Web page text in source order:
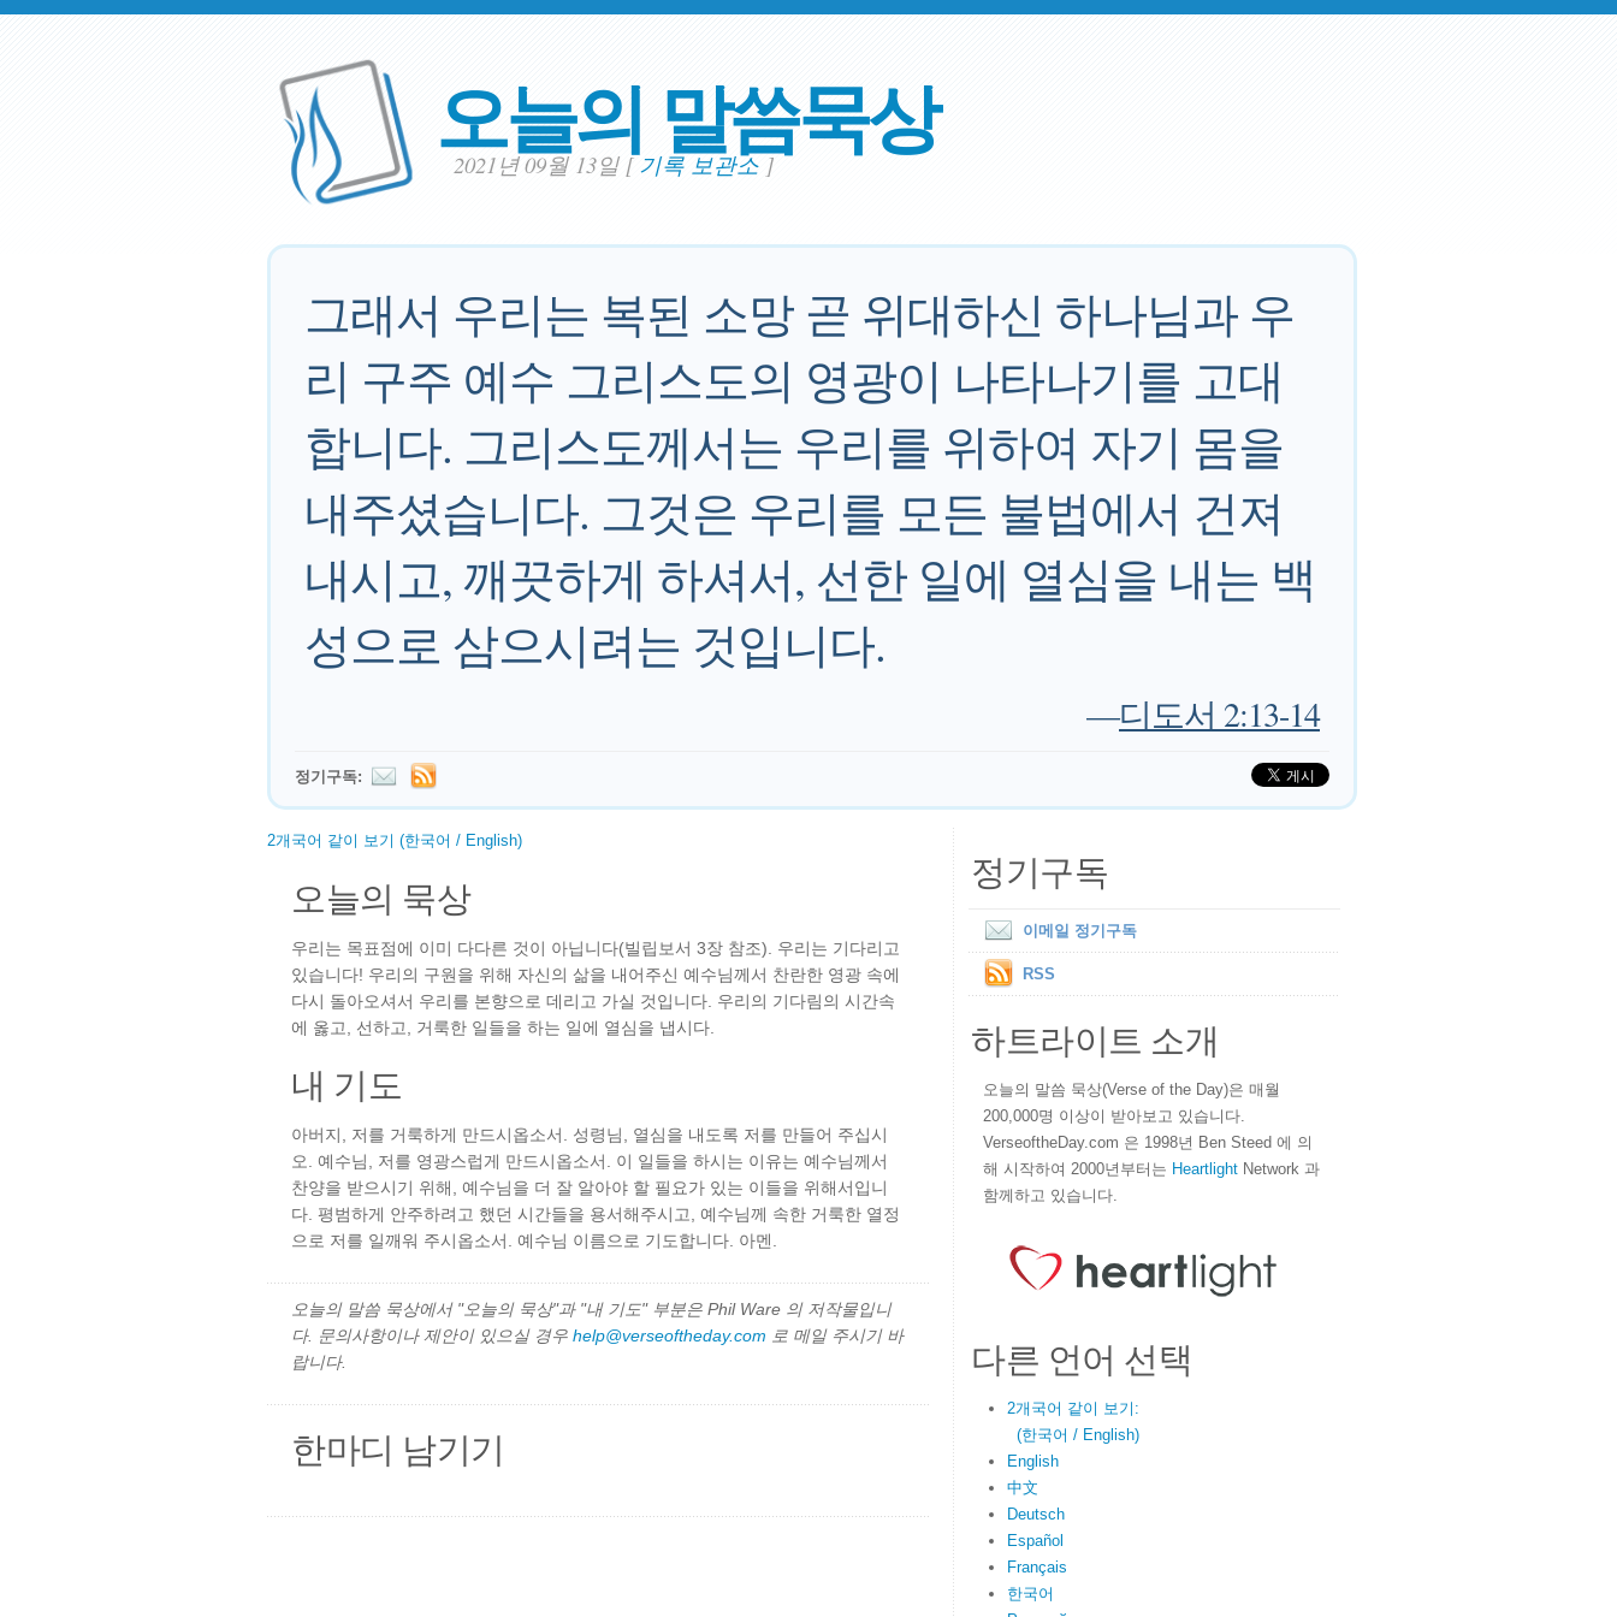
오늘의 말씀묵상
2021년 09월 13일 [기록 보관소]
그래서 우리는 복된 소망 곧 위대하신 하나님과 우
리 구주 예수 그리스도의 영광이 나타나기를 고대
합니다. 그리스도께서는 우리를 위하여 자기 몸을
내주셨습니다. 그것은 우리를 모든 불법에서 건져
내시고, 깨끗하게 하셔서, 선한 일에 열심을 내는 백
성으로 삼으시려는 것입니다.
—디도서 2:13-14
정기구독:
2개국어 같이 보기 (한국어 / English)
오늘의 묵상
우리는 목표점에 이미 다다른 것이 아닙니다(빌립보서 3장 참조). 우리는 기다리고
있습니다! 우리의 구원을 위해 자신의 삶을 내어주신 예수님께서 찬란한 영광 속에
다시 돌아오셔서 우리를 본향으로 데리고 가실 것입니다. 우리의 기다림의 시간속
에 옳고, 선하고, 거룩한 일들을 하는 일에 열심을 냅시다.
내 기도
아버지, 저를 거룩하게 만드시옵소서. 성령님, 열심을 내도록 저를 만들어 주십시
오. 예수님, 저를 영광스럽게 만드시옵소서. 이 일들을 하시는 이유는 예수님께서
찬양을 받으시기 위해, 예수님을 더 잘 알아야 할 필요가 있는 이들을 위해서입니
다. 평범하게 안주하려고 했던 시간들을 용서해주시고, 예수님께 속한 거룩한 열정
으로 저를 일깨워 주시옵소서. 예수님 이름으로 기도합니다. 아멘.
오늘의 말씀 묵상에서 "오늘의 묵상"과 "내 기도" 부분은 Phil Ware 의 저작물입니
다. 문의사항이나 제안이 있으실 경우 help@verseoftheday.com 로 메일 주시기 바
랍니다.
한마디 남기기
정기구독
이메일 정기구독
RSS
하트라이트 소개
오늘의 말씀 묵상(Verse of the Day)은 매월
200,000명 이상이 받아보고 있습니다.
VerseoftheDay.com 은 1998년 Ben Steed 에 의
해 시작하여 2000년부터는 Heartlight Network 과
함께하고 있습니다.
다른 언어 선택
2개국어 같이 보기:
(한국어 / English)
English
中文
Deutsch
Español
Français
한국어